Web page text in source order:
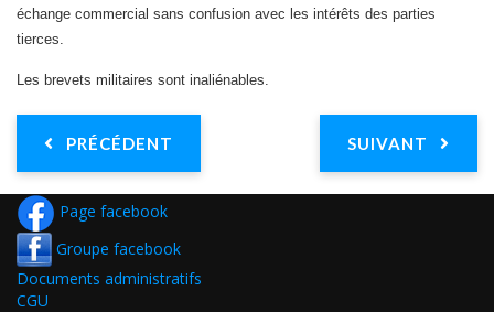
échange commercial sans confusion avec les intérêts des parties
tierces.
Les brevets militaires sont inaliénables.
PRÉCÉDENT SUIVANT
Page facebook
Groupe facebook
Documents administratifs
CGU